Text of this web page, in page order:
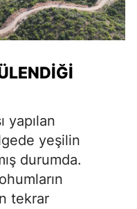
yapılan
yeşilin
durumda.
tekrar